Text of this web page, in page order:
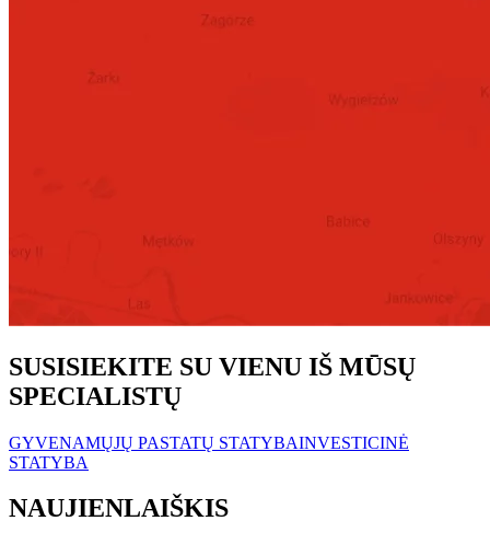
SUSISIEKITE SU VIENU IŠ MŪSŲ
SPECIALISTŲ
GYVENAMŲJŲ PASTATŲ STATYBAINVESTICINĖ
STATYBA
NAUJIENLAIŠKIS